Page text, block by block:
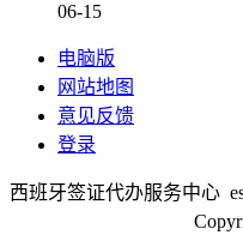
06-15
电脑版
网站地图
意见反馈
登录
西班牙签证代办服务中心